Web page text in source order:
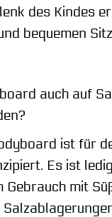
des Kindes
bequemen
auch auf
ist für
Es ist
Gebrauch mit